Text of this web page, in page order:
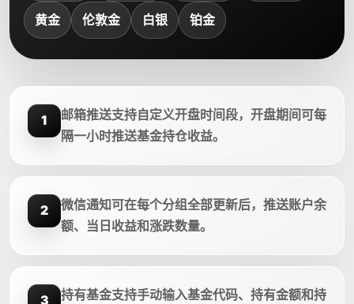
黄金 伦敦金 白银 铂金
1
邮箱推送支持自定义开盘时间段，开盘期间可每
隔一小时推送基金持仓收益。
2
微信通知可在每个分组全部更新后，推送账户余
额、当日收益和涨跌数量。
3
持有基金支持手动输入基金代码、持有金额和持